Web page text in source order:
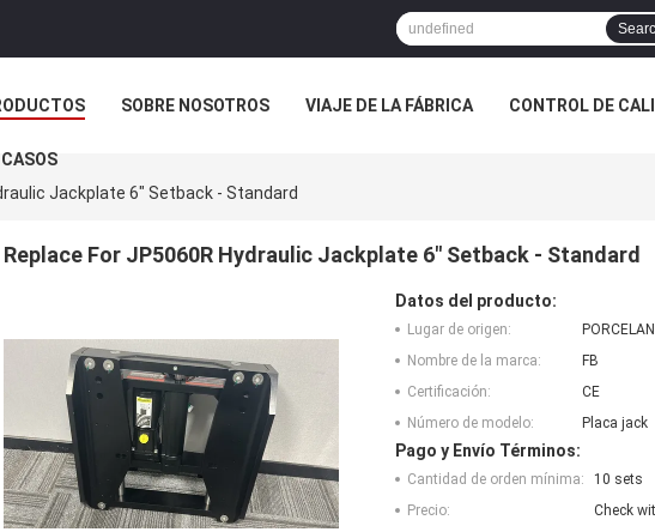
SOBRE NOSOTROS VIAJE DE LA FÁBRICA CONTROL DE
CASOS
Jackplate 6" Setback - Standard
Replace For JP5060R Hydraulic Jackplate 6" Setback - Standard
Datos del producto:
Lugar de origen:
Nombre de la marca:
FB
Certificación:
CE
Número de modelo:
Placa jack
Pago y Envío Términos:
Cantidad de orden mínima:
10 sets
Precio:
Check